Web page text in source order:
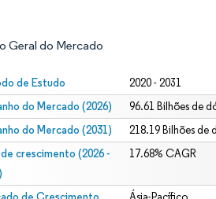
Geral do Mercado
de Estudo 2020 - 2031
do Mercado (2026) 96.61 Bilhões de
do Mercado (2031) 218.19 Bilhões de
de crescimento (2026 -
17.68% CAGR